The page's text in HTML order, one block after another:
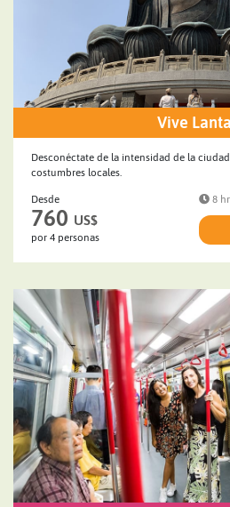
Vive
Desconéctate de la intensidad de la
costumbres locales.
Desde
760 US$
por 4 personas
8